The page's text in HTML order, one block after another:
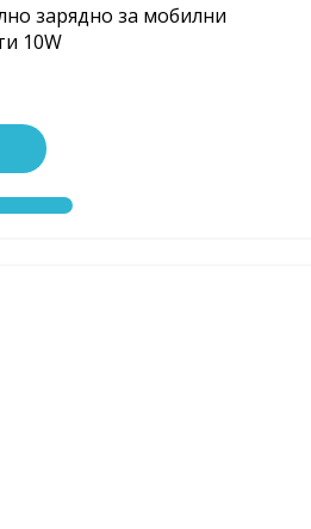
зарядно за мобилни
10W